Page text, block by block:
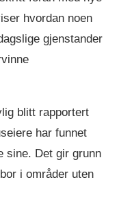
hvordan noen
gjenstander
blitt rapportert
har funnet
sine. Det gir grunn
i områder uten